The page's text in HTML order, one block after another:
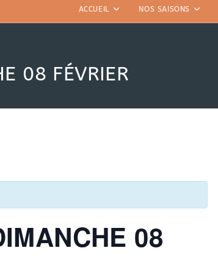
ACCUEIL NOS SAISONS
08 FÉVRIER
08